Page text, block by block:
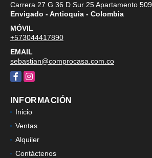
Carrera 27 G 36 D Sur 25 Apartamento 509
Envigado - Antioquia - Colombia
MÓVIL
+573044417890
EMAIL
sebastian@comprocasa.com.co
FacebookInstagram
INFORMACIÓN
Inicio
Ventas
Alquiler
Contáctenos